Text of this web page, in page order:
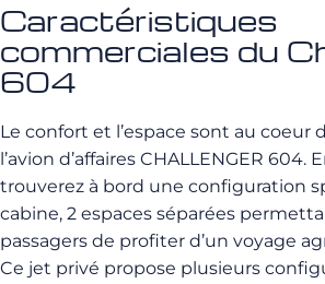
Caractéristiques
commerciales du
604
Le confort et l’espace sont au coeur
l’avion d’affaires CHALLENGER 604.
trouverez à bord une configuration
cabine, 2 espaces séparées
passagers de profiter d’un voyage
Ce jet privé propose plusieurs